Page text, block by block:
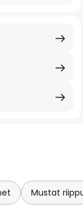
Mustat